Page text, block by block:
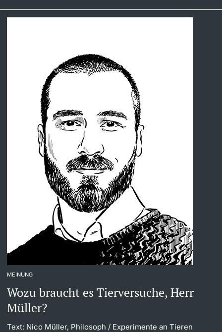
MEINUNG
Wozu braucht es Tierversuche, Herr
Müller?
Text: Nico Müller, Philosoph / Experimente an Tieren